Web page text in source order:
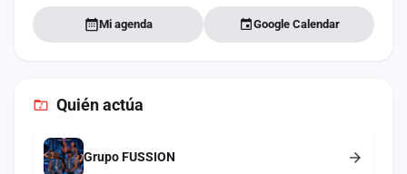
Mi agenda Google Calendar
Quién actúa
Grupo FUSSION